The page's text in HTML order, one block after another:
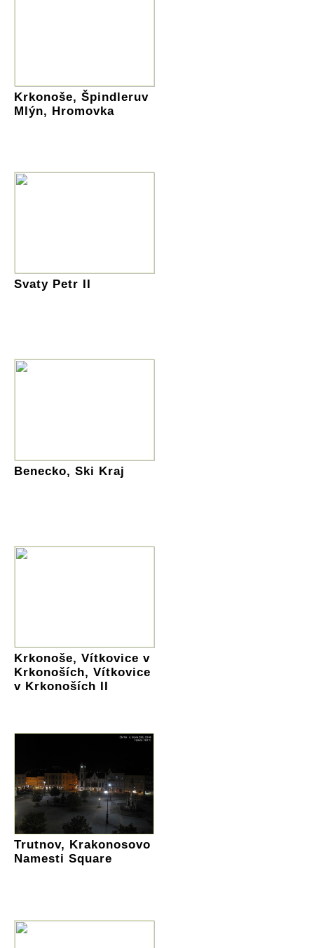
Krkonoše, Špindleruv
Mlýn, Hromovka
Svaty Petr II
Benecko, Ski Kraj
Krkonoše, Vítkovice v
Krkonoších, Vítkovice
v Krkonoších II
Trutnov, Krakonosovo
Namesti Square